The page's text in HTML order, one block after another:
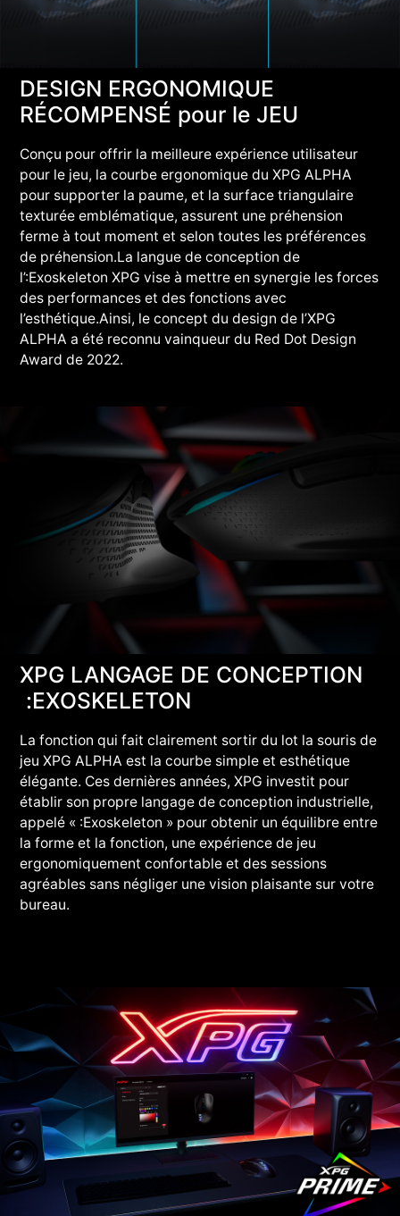
DESIGN ERGONOMIQUE
RÉCOMPENSÉ pour le JEU
Conçu pour offrir la meilleure expérience utilisateur
pour le jeu, la courbe ergonomique du XPG ALPHA
pour supporter la paume, et la surface triangulaire
texturée emblématique, assurent une préhension
ferme à tout moment et selon toutes les préférences
de préhension.La langue de conception de
l’:Exoskeleton XPG vise à mettre en synergie les forces
des performances et des fonctions avec
l’esthétique.Ainsi, le concept du design de l’XPG
ALPHA a été reconnu vainqueur du Red Dot Design
Award de 2022.
XPG LANGAGE DE CONCEPTION
:EXOSKELETON
La fonction qui fait clairement sortir du lot la souris de
jeu XPG ALPHA est la courbe simple et esthétique
élégante. Ces dernières années, XPG investit pour
établir son propre langage de conception industrielle,
appelé « :Exoskeleton » pour obtenir un équilibre entre
la forme et la fonction, une expérience de jeu
ergonomiquement confortable et des sessions
agréables sans négliger une vision plaisante sur votre
bureau.